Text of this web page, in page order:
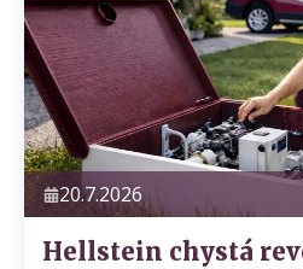
20.7.2026
Hellstein chystá
Powered by